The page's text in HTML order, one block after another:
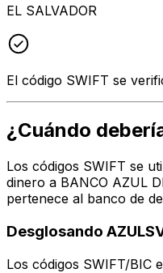
EL SALVADOR
El código SWIFT se
¿Cuándo
Los códigos SWIFT se
dinero a BANCO AZUL
pertenece al banco de
Desglosando
Los códigos SWIFT/BIC